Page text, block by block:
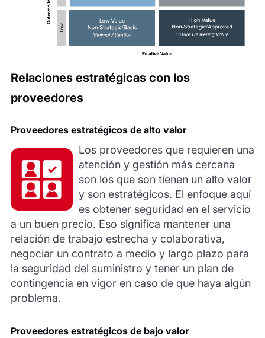
Relaciones estratégicas con los
proveedores
Proveedores estratégicos de alto valor
Los proveedores que requieren una
atención y gestión más cercana
son los que son tienen un alto valor
y son estratégicos. El enfoque aquí
es obtener seguridad en el servicio
a un buen precio. Eso significa mantener una
relación de trabajo estrecha y colaborativa,
negociar un contrato a medio y largo plazo para
la seguridad del suministro y tener un plan de
contingencia en vigor en caso de que haya algún
problema.
Proveedores estratégicos de bajo valor